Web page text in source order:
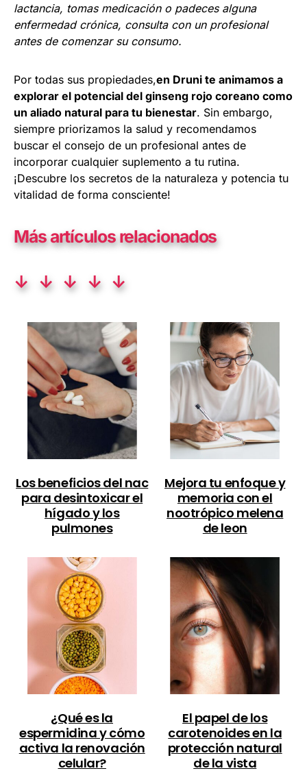
lactancia, tomas medicación o padeces alguna
enfermedad crónica, consulta con un profesional
antes de comenzar su consumo.
Por todas sus propiedades,en Druni te animamos a
explorar el potencial del ginseng rojo coreano como
un aliado natural para tu bienestar. Sin embargo,
siempre priorizamos la salud y recomendamos
buscar el consejo de un profesional antes de
incorporar cualquier suplemento a tu rutina.
¡Descubre los secretos de la naturaleza y potencia tu
vitalidad de forma consciente!
Más artículos relacionados
↓ ↓ ↓ ↓ ↓
Los beneficios del nac
para desintoxicar el
hígado y los
pulmones
Mejora tu enfoque y
memoria con el
nootrópico melena
de leon
¿Qué es la
espermidina y cómo
activa la renovación
celular?
El papel de los
carotenoides en la
protección natural
de la vista